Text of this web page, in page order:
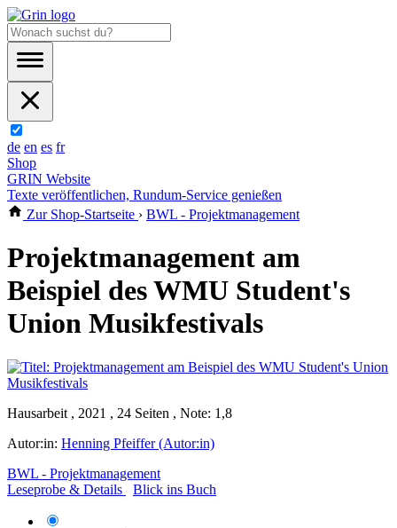
de en es fr
Shop
GRIN Website
Texte veröffentlichen, Rundum-Service genießen
Zur Shop-Startseite › BWL - Projektmanagement
Projektmanagement am
Beispiel des WMU Student's
Union Musikfestivals
Hausarbeit , 2021 , 24 Seiten , Note: 1,8
Autor:in: Henning Pfeiffer (Autor:in)
BWL - Projektmanagement
Leseprobe & Details
Blick ins Buch